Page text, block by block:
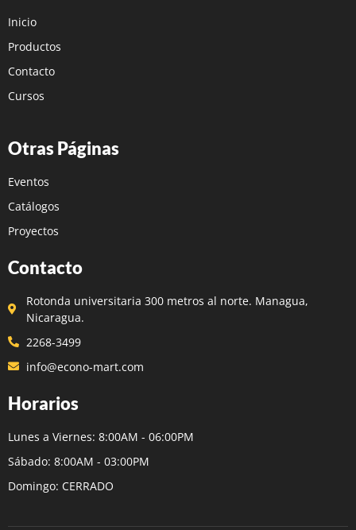
Inicio
Productos
Contacto
Cursos
Otras Páginas
Eventos
Catálogos
Proyectos
Contacto
Rotonda universitaria 300 metros al norte. Managua,
Nicaragua.
2268-3499
info@econo-mart.com
Horarios
Lunes a Viernes: 8:00AM - 06:00PM
Sábado: 8:00AM - 03:00PM
Domingo: CERRADO